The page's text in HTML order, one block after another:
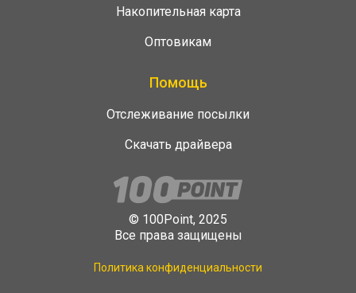
© 100Point, 2025
Все права защищены
Политика конфиденциальности
Накопительная карта
Оптовикам
Помощь
Отслеживание посылки
Скачать драйвера